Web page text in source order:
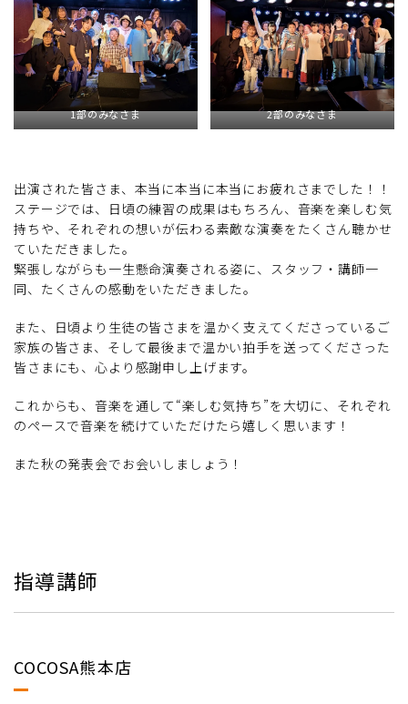
1部のみなさま 2部のみなさま
出演された皆さま、本当に本当に本当にお疲れさまでした！！
ステージでは、日頃の練習の成果はもちろん、音楽を楽しむ気
持ちや、それぞれの想いが伝わる素敵な演奏をたくさん聴かせ
ていただきました。
緊張しながらも一生懸命演奏される姿に、スタッフ・講師一
同、たくさんの感動をいただきました。
また、日頃より生徒の皆さまを温かく支えてくださっているご
家族の皆さま、そして最後まで温かい拍手を送ってくださった
皆さまにも、心より感謝申し上げます。
これからも、音楽を通して“楽しむ気持ち”を大切に、それぞれ
のペースで音楽を続けていただけたら嬉しく思います！
また秋の発表会でお会いしましょう！
指導講師
COCOSA熊本店